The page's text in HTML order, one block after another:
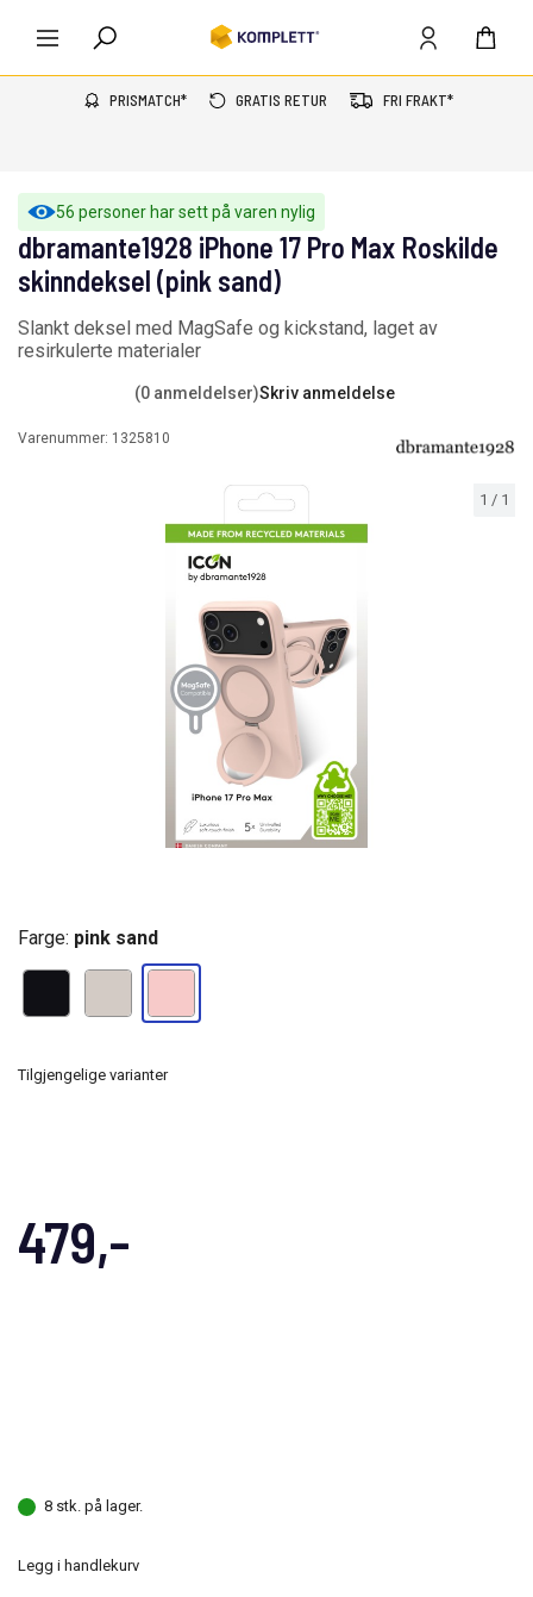
PRISMATCH* GRATIS RETUR FRI FRAKT*
56 personer har sett på varen nylig
1 / 1
dbramante1928 iPhone 17 Pro Max Roskilde
skinndeksel (pink sand)
Slankt deksel med MagSafe og kickstand, laget av
resirkulerte materialer
(0 anmeldelser)Skriv anmeldelse
Varenummer: 1325810
479,-
Farge: pink sand
Tilgjengelige varianter
8 stk. på lager.
Legg i handlekurv